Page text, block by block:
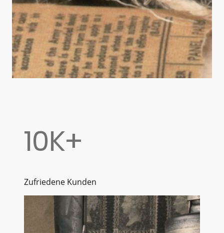
10K+
Zufriedene Kunden